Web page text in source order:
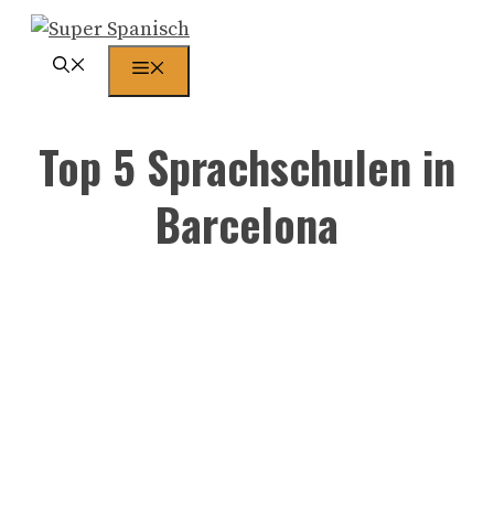
Zum
Inhalt
Top 5 Sprachschulen in
Barcelona